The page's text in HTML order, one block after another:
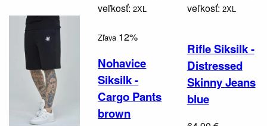
veľkosť: 2XL
veľkosť: 2XL
Zľava 12%
Nohavice
Siksilk -
Cargo Pants
brown
Rifle Siksilk -
Distressed
Skinny Jeans
blue